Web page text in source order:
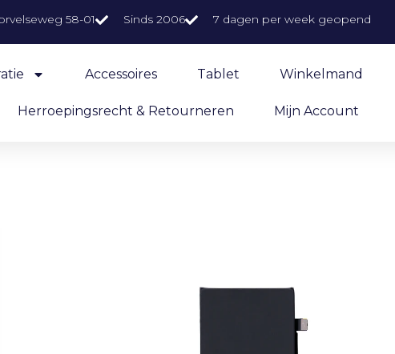
58-01 Sinds 2006 7 dagen per week geopend
Accessoires Tablet Winkelmand
Herroepingsrecht & Retourneren Mijn Account